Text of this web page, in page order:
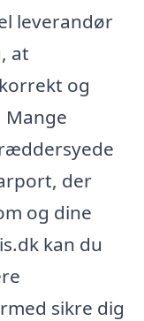
leverandør
at
og
der
og dine
kan du
sikre dig